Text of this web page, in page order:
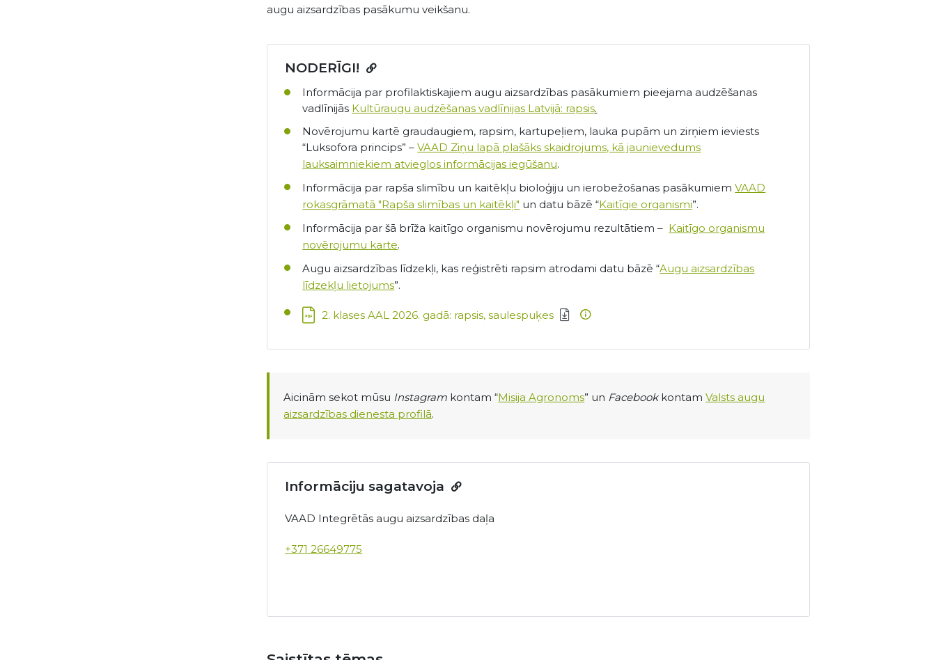
augu aizsardzības pasākumu veikšanu.
NODERĪGI!
Informācija par profilaktiskajiem augu aizsardzības pasākumiem pieejama audzēšanas
vadlīnijās Kultūraugu audzēšanas vadlīnijas Latvijā: rapsis.
Novērojumu kartē graudaugiem, rapsim, kartupeļiem, lauka pupām un zirņiem ieviests
“Luksofora princips” –VAAD Ziņu lapā plašāks skaidrojums, kā jaunievedums
lauksaimniekiem atvieglos informācijas iegūšanu.
Informācija par rapša slimību un kaitēkļu bioloģiju un ierobežošanas pasākumiemVAAD
rokasgrāmatā "Rapša slimības un kaitēkļi" un datu bāzē “Kaitīgie organismi”.
Informācija par šā brīža kaitīgo organismu novērojumu rezultātiem – Kaitīgo organismu
novērojumu karte.
Augu aizsardzības līdzekļi, kas reģistrēti rapsim atrodami datu bāzē “Augu aizsardzības
līdzekļu lietojums”.
Lejupielādēt:
2. klases AAL 2026. gadā: rapsis, saulespuķes
Aicinām sekot mūsu Instagram kontam “Misija Agronoms” un FacebookkontamValsts augu
aizsardzības dienesta profilā.
Informāciju sagatavoja
VAAD Integrētās augu aizsardzības daļa
+371 26649775